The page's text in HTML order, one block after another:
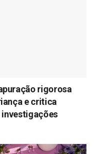
rigorosa
e critica